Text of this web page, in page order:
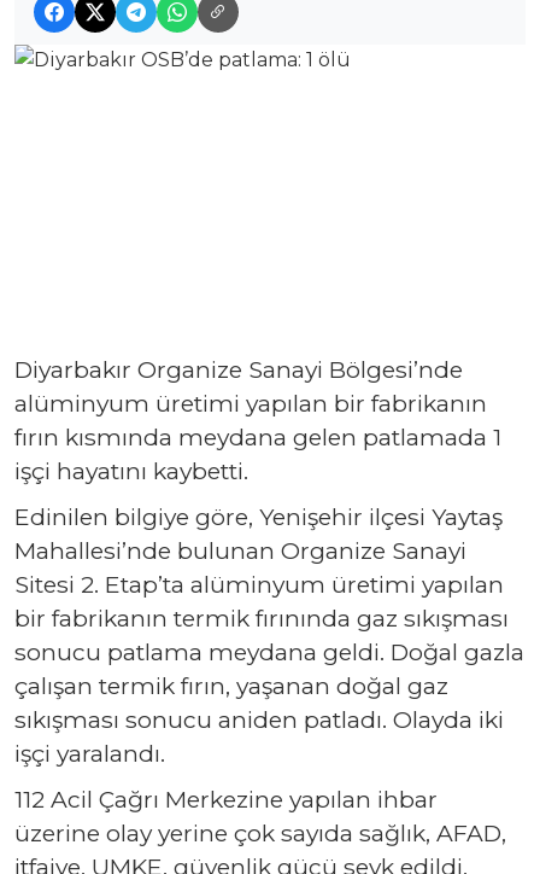
Diyarbakır Organize Sanayi Bölgesi’nde
alüminyum üretimi yapılan bir fabrikanın
fırın kısmında meydana gelen patlamada 1
işçi hayatını kaybetti.
Edinilen bilgiye göre, Yenişehir ilçesi Yaytaş
Mahallesi’nde bulunan Organize Sanayi
Sitesi 2. Etap’ta alüminyum üretimi yapılan
bir fabrikanın termik fırınında gaz sıkışması
sonucu patlama meydana geldi. Doğal gazla
çalışan termik fırın, yaşanan doğal gaz
sıkışması sonucu aniden patladı. Olayda iki
işçi yaralandı.
112 Acil Çağrı Merkezine yapılan ihbar
üzerine olay yerine çok sayıda sağlık, AFAD,
itfaiye, UMKE, güvenlik gücü sevk edildi.